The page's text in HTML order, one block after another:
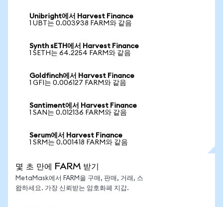
Unibright에서 Harvest Finance
1 UBT는 0.003938 FARM와 같음
Synth sETH에서 Harvest Finance
1 SETH는 64.2254 FARM와 같음
Goldfinch에서 Harvest Finance
1 GFI는 0.006127 FARM와 같음
Santiment에서 Harvest Finance
1 SAN는 0.012136 FARM와 같음
Serum에서 Harvest Finance
1 SRM는 0.001418 FARM와 같음
몇 초 만에 FARM 받기
MetaMask에서 FARM을 구매, 판매, 거래, 스
왑하세요. 가장 신뢰받는 암호화폐 지갑.